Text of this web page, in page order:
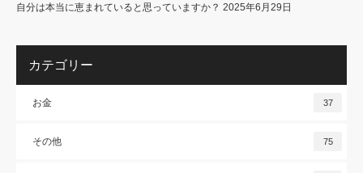
自分は本当に恵まれていると思っていますか？ 2025年6月29日
カテゴリー
お金 37
その他 75